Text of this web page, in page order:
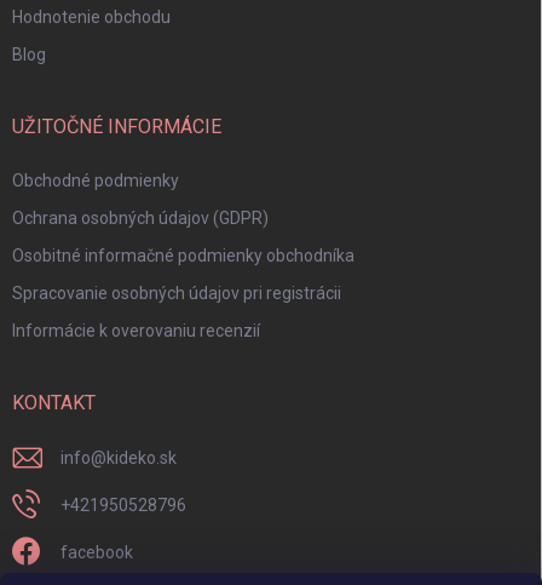
Hodnotenie obchodu
Blog
UŽITOČNÉ INFORMÁCIE
Obchodné podmienky
Ochrana osobných údajov (GDPR)
Osobitné informačné podmienky obchodníka
Spracovanie osobných údajov pri registrácii
Informácie k overovaniu recenzií
KONTAKT
info@kideko.sk
+421950528796
facebook